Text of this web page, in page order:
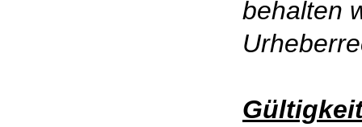
behalten